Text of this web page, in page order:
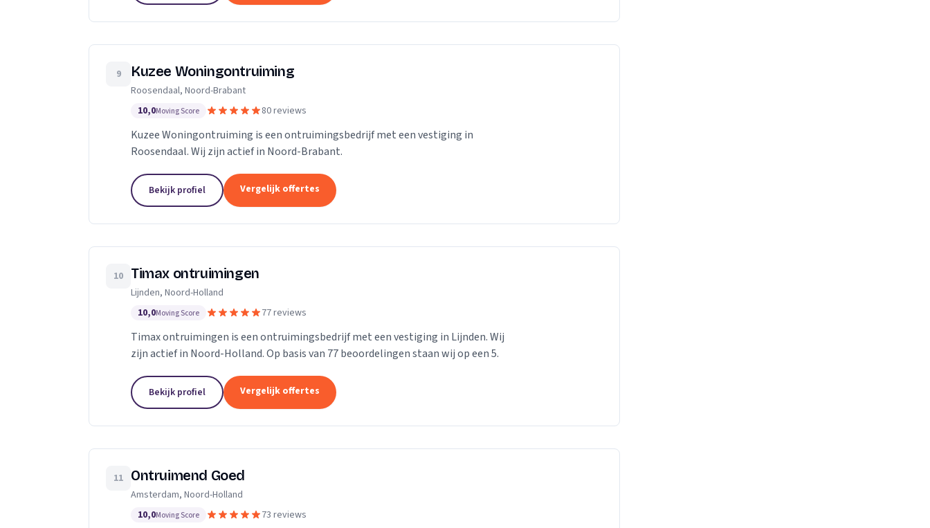
9 Kuzee Woningontruiming
Roosendaal, Noord-Brabant
10,0Moving Score 80 reviews
Kuzee Woningontruiming is een ontruimingsbedrijf met een vestiging in
Roosendaal. Wij zijn actief in Noord-Brabant.
Bekijk profiel Vergelijk offertes
10 Timax ontruimingen
Lijnden, Noord-Holland
10,0Moving Score 77 reviews
Timax ontruimingen is een ontruimingsbedrijf met een vestiging in Lijnden. Wij
zijn actief in Noord-Holland. Op basis van 77 beoordelingen staan wij op een 5.
Bekijk profiel Vergelijk offertes
11 Ontruimend Goed
Amsterdam, Noord-Holland
10,0Moving Score 73 reviews